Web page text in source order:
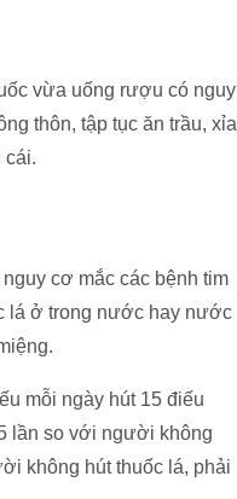
vừa uống rượu có nguy
thôn, tập tục ăn trầu, xỉa
cái.
cơ mắc các bệnh tim
lá ở trong nước hay nước
mỗi ngày hút 15 điếu
lần so với người không
không hút thuốc lá, phải